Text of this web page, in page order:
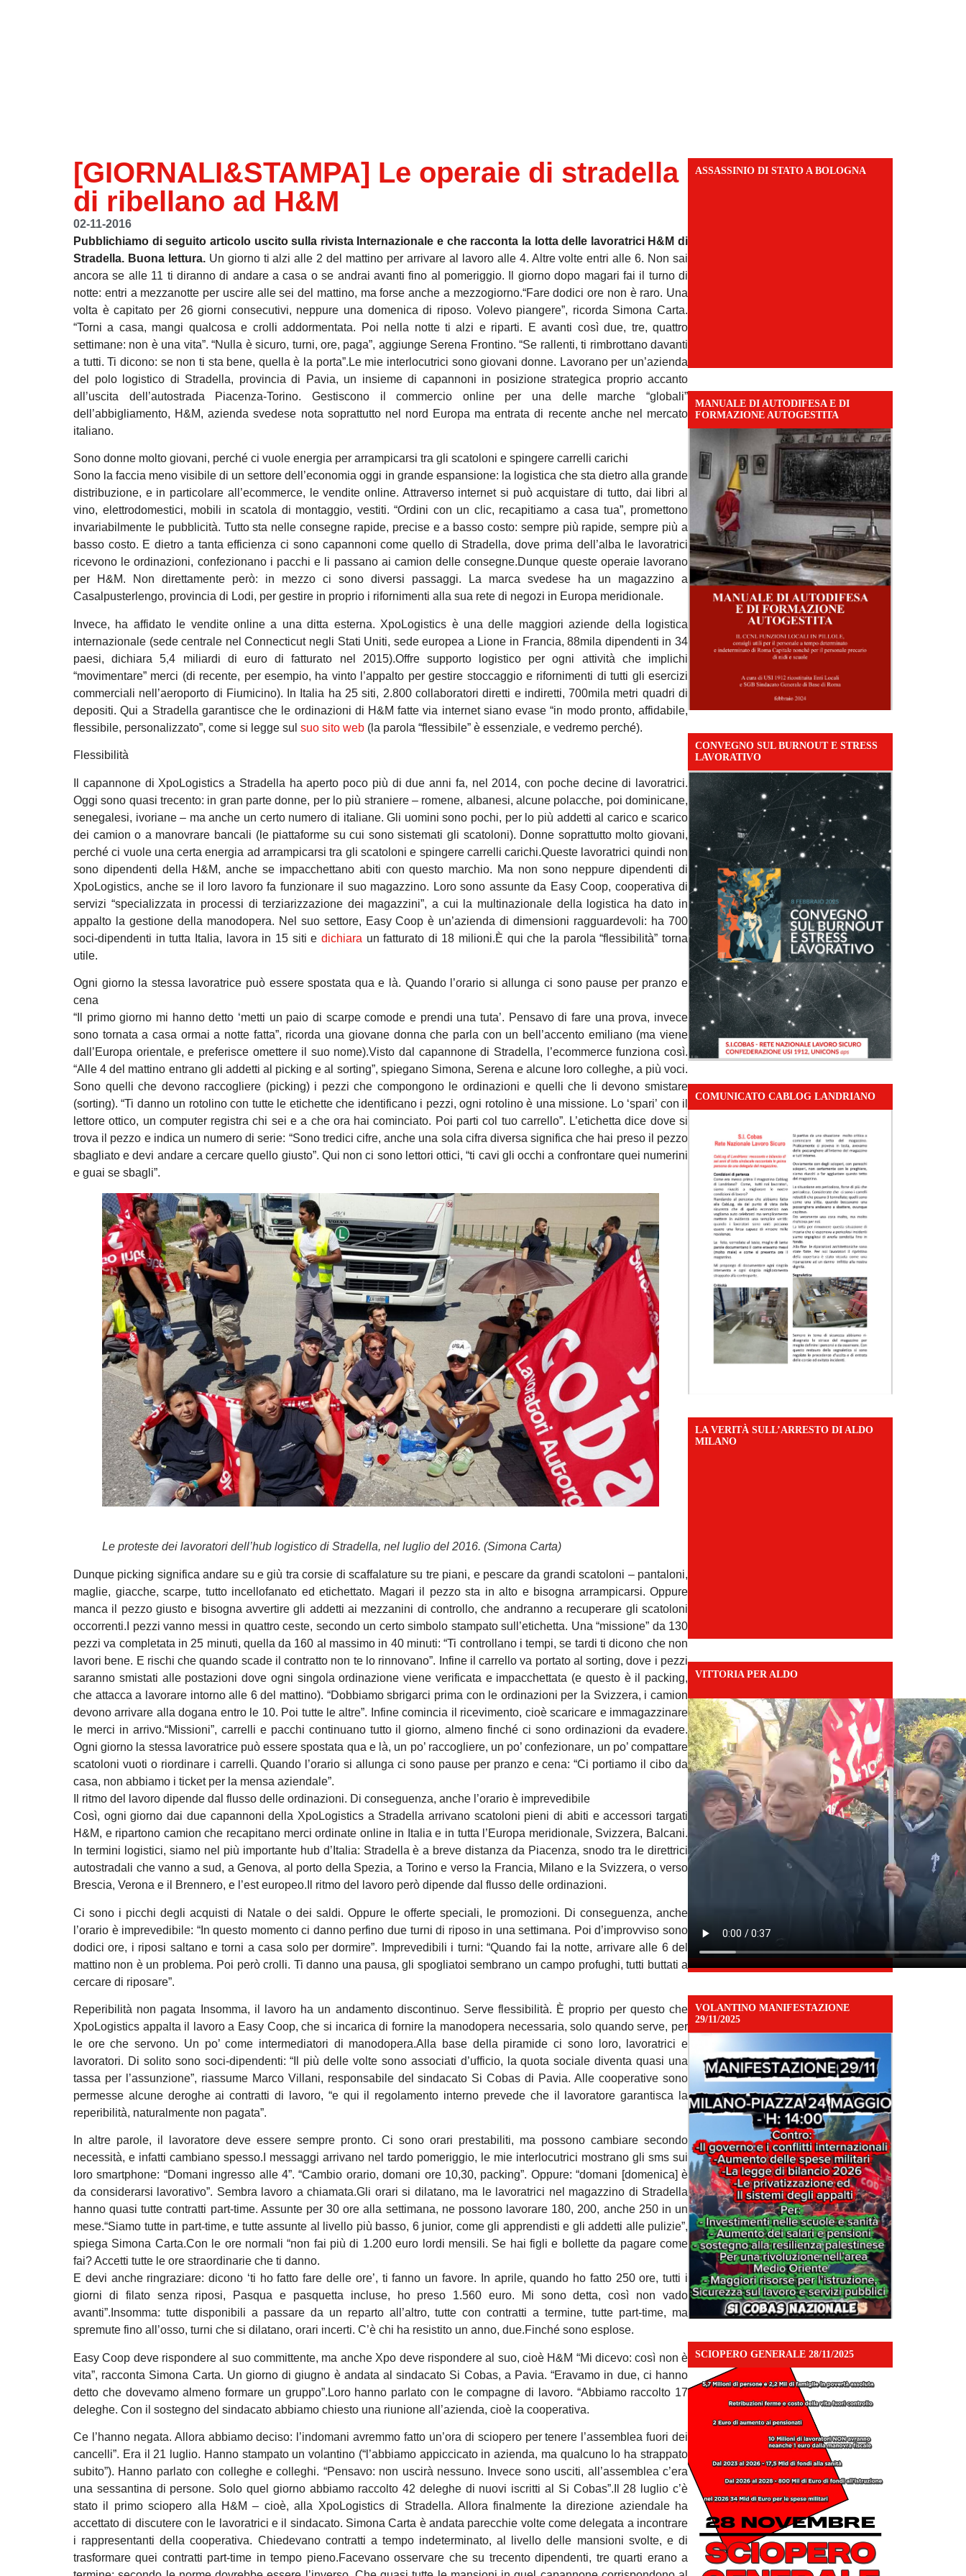
[GIORNALI&STAMPA] Le operaie di stradella
di ribellano ad H&M
02-11-2016
Pubblichiamo di seguito articolo uscito sulla rivista Internazionale e che racconta la lotta delle lavoratrici H&M di
Stradella. Buona lettura. Un giorno ti alzi alle 2 del mattino per arrivare al lavoro alle 4. Altre volte entri alle 6. Non sai
ancora se alle 11 ti diranno di andare a casa o se andrai avanti fino al pomeriggio. Il giorno dopo magari fai il turno di
notte: entri a mezzanotte per uscire alle sei del mattino, ma forse anche a mezzogiorno.“Fare dodici ore non è raro. Una
volta è capitato per 26 giorni consecutivi, neppure una domenica di riposo. Volevo piangere”, ricorda Simona Carta.
“Torni a casa, mangi qualcosa e crolli addormentata. Poi nella notte ti alzi e riparti. E avanti così due, tre, quattro
settimane: non è una vita”. “Nulla è sicuro, turni, ore, paga”, aggiunge Serena Frontino. “Se rallenti, ti rimbrottano davanti
a tutti. Ti dicono: se non ti sta bene, quella è la porta”.Le mie interlocutrici sono giovani donne. Lavorano per un’azienda
del polo logistico di Stradella, provincia di Pavia, un insieme di capannoni in posizione strategica proprio accanto
all’uscita dell’autostrada Piacenza-Torino. Gestiscono il commercio online per una delle marche “globali”
dell’abbigliamento, H&M, azienda svedese nota soprattutto nel nord Europa ma entrata di recente anche nel mercato
italiano.
Sono donne molto giovani, perché ci vuole energia per arrampicarsi tra gli scatoloni e spingere carrelli carichi
Sono la faccia meno visibile di un settore dell’economia oggi in grande espansione: la logistica che sta dietro alla grande
distribuzione, e in particolare all’ecommerce, le vendite online. Attraverso internet si può acquistare di tutto, dai libri al
vino, elettrodomestici, mobili in scatola di montaggio, vestiti. “Ordini con un clic, recapitiamo a casa tua”, promettono
invariabilmente le pubblicità. Tutto sta nelle consegne rapide, precise e a basso costo: sempre più rapide, sempre più a
basso costo. E dietro a tanta efficienza ci sono capannoni come quello di Stradella, dove prima dell’alba le lavoratrici
ricevono le ordinazioni, confezionano i pacchi e li passano ai camion delle consegne.Dunque queste operaie lavorano
per H&M. Non direttamente però: in mezzo ci sono diversi passaggi. La marca svedese ha un magazzino a
Casalpusterlengo, provincia di Lodi, per gestire in proprio i rifornimenti alla sua rete di negozi in Europa meridionale.
Invece, ha affidato le vendite online a una ditta esterna. XpoLogistics è una delle maggiori aziende della logistica
internazionale (sede centrale nel Connecticut negli Stati Uniti, sede europea a Lione in Francia, 88mila dipendenti in 34
paesi, dichiara 5,4 miliardi di euro di fatturato nel 2015).Offre supporto logistico per ogni attività che implichi
“movimentare” merci (di recente, per esempio, ha vinto l’appalto per gestire stoccaggio e rifornimenti di tutti gli esercizi
commerciali nell’aeroporto di Fiumicino). In Italia ha 25 siti, 2.800 collaboratori diretti e indiretti, 700mila metri quadri di
depositi. Qui a Stradella garantisce che le ordinazioni di H&M fatte via internet siano evase “in modo pronto, affidabile,
flessibile, personalizzato”, come si legge sul suo sito web (la parola “flessibile” è essenziale, e vedremo perché).
Flessibilità
Il capannone di XpoLogistics a Stradella ha aperto poco più di due anni fa, nel 2014, con poche decine di lavoratrici.
Oggi sono quasi trecento: in gran parte donne, per lo più straniere – romene, albanesi, alcune polacche, poi dominicane,
senegalesi, ivoriane – ma anche un certo numero di italiane. Gli uomini sono pochi, per lo più addetti al carico e scarico
dei camion o a manovrare bancali (le piattaforme su cui sono sistemati gli scatoloni). Donne soprattutto molto giovani,
perché ci vuole una certa energia ad arrampicarsi tra gli scatoloni e spingere carrelli carichi.Queste lavoratrici quindi non
sono dipendenti della H&M, anche se impacchettano abiti con questo marchio. Ma non sono neppure dipendenti di
XpoLogistics, anche se il loro lavoro fa funzionare il suo magazzino. Loro sono assunte da Easy Coop, cooperativa di
servizi “specializzata in processi di terziarizzazione dei magazzini”, a cui la multinazionale della logistica ha dato in
appalto la gestione della manodopera. Nel suo settore, Easy Coop è un’azienda di dimensioni ragguardevoli: ha 700
soci-dipendenti in tutta Italia, lavora in 15 siti e dichiara un fatturato di 18 milioni.È qui che la parola “flessibilità” torna
utile.
Ogni giorno la stessa lavoratrice può essere spostata qua e là. Quando l’orario si allunga ci sono pause per pranzo e
cena
“Il primo giorno mi hanno detto ‘metti un paio di scarpe comode e prendi una tuta’. Pensavo di fare una prova, invece
sono tornata a casa ormai a notte fatta”, ricorda una giovane donna che parla con un bell’accento emiliano (ma viene
dall’Europa orientale, e preferisce omettere il suo nome).Visto dal capannone di Stradella, l’ecommerce funziona così.
“Alle 4 del mattino entrano gli addetti al picking e al sorting”, spiegano Simona, Serena e alcune loro colleghe, a più voci.
Sono quelli che devono raccogliere (picking) i pezzi che compongono le ordinazioni e quelli che li devono smistare
(sorting). “Ti danno un rotolino con tutte le etichette che identificano i pezzi, ogni rotolino è una missione. Lo ‘spari’ con il
lettore ottico, un computer registra chi sei e a che ora hai cominciato. Poi parti col tuo carrello”. L’etichetta dice dove si
trova il pezzo e indica un numero di serie: “Sono tredici cifre, anche una sola cifra diversa significa che hai preso il pezzo
sbagliato e devi andare a cercare quello giusto”. Qui non ci sono lettori ottici, “ti cavi gli occhi a confrontare quei numerini
e guai se sbagli”.
Le proteste dei lavoratori dell’hub logistico di Stradella, nel luglio del 2016. (Simona Carta)
Dunque picking significa andare su e giù tra corsie di scaffalature su tre piani, e pescare da grandi scatoloni – pantaloni,
maglie, giacche, scarpe, tutto incellofanato ed etichettato. Magari il pezzo sta in alto e bisogna arrampicarsi. Oppure
manca il pezzo giusto e bisogna avvertire gli addetti ai mezzanini di controllo, che andranno a recuperare gli scatoloni
occorrenti.I pezzi vanno messi in quattro ceste, secondo un certo simbolo stampato sull’etichetta. Una “missione” da 130
pezzi va completata in 25 minuti, quella da 160 al massimo in 40 minuti: “Ti controllano i tempi, se tardi ti dicono che non
lavori bene. E rischi che quando scade il contratto non te lo rinnovano”. Infine il carrello va portato al sorting, dove i pezzi
saranno smistati alle postazioni dove ogni singola ordinazione viene verificata e impacchettata (e questo è il packing,
che attacca a lavorare intorno alle 6 del mattino). “Dobbiamo sbrigarci prima con le ordinazioni per la Svizzera, i camion
devono arrivare alla dogana entro le 10. Poi tutte le altre”. Infine comincia il ricevimento, cioè scaricare e immagazzinare
le merci in arrivo.“Missioni”, carrelli e pacchi continuano tutto il giorno, almeno finché ci sono ordinazioni da evadere.
Ogni giorno la stessa lavoratrice può essere spostata qua e là, un po’ raccogliere, un po’ confezionare, un po’ compattare
scatoloni vuoti o riordinare i carrelli. Quando l’orario si allunga ci sono pause per pranzo e cena: “Ci portiamo il cibo da
casa, non abbiamo i ticket per la mensa aziendale”.
Il ritmo del lavoro dipende dal flusso delle ordinazioni. Di conseguenza, anche l’orario è imprevedibile
Così, ogni giorno dai due capannoni della XpoLogistics a Stradella arrivano scatoloni pieni di abiti e accessori targati
H&M, e ripartono camion che recapitano merci ordinate online in Italia e in tutta l’Europa meridionale, Svizzera, Balcani.
In termini logistici, siamo nel più importante hub d’Italia: Stradella è a breve distanza da Piacenza, snodo tra le direttrici
autostradali che vanno a sud, a Genova, al porto della Spezia, a Torino e verso la Francia, Milano e la Svizzera, o verso
Brescia, Verona e il Brennero, e l’est europeo.Il ritmo del lavoro però dipende dal flusso delle ordinazioni.
Ci sono i picchi degli acquisti di Natale o dei saldi. Oppure le offerte speciali, le promozioni. Di conseguenza, anche
l’orario è imprevedibile: “In questo momento ci danno perfino due turni di riposo in una settimana. Poi d’improvviso sono
dodici ore, i riposi saltano e torni a casa solo per dormire”. Imprevedibili i turni: “Quando fai la notte, arrivare alle 6 del
mattino non è un problema. Poi però crolli. Ti danno una pausa, gli spogliatoi sembrano un campo profughi, tutti buttati a
cercare di riposare”.
Reperibilità non pagata Insomma, il lavoro ha un andamento discontinuo. Serve flessibilità. È proprio per questo che
XpoLogistics appalta il lavoro a Easy Coop, che si incarica di fornire la manodopera necessaria, solo quando serve, per
le ore che servono. Un po’ come intermediatori di manodopera.Alla base della piramide ci sono loro, lavoratrici e
lavoratori. Di solito sono soci-dipendenti: “Il più delle volte sono associati d’ufficio, la quota sociale diventa quasi una
tassa per l’assunzione”, riassume Marco Villani, responsabile del sindacato Si Cobas di Pavia. Alle cooperative sono
permesse alcune deroghe ai contratti di lavoro, “e qui il regolamento interno prevede che il lavoratore garantisca la
reperibilità, naturalmente non pagata”.
In altre parole, il lavoratore deve essere sempre pronto. Ci sono orari prestabiliti, ma possono cambiare secondo
necessità, e infatti cambiano spesso.I messaggi arrivano nel tardo pomeriggio, le mie interlocutrici mostrano gli sms sui
loro smartphone: “Domani ingresso alle 4”. “Cambio orario, domani ore 10,30, packing”. Oppure: “domani [domenica] è
da considerarsi lavorativo”. Sembra lavoro a chiamata.Gli orari si dilatano, ma le lavoratrici nel magazzino di Stradella
hanno quasi tutte contratti part-time. Assunte per 30 ore alla settimana, ne possono lavorare 180, 200, anche 250 in un
mese.“Siamo tutte in part-time, e tutte assunte al livello più basso, 6 junior, come gli apprendisti e gli addetti alle pulizie”,
spiega Simona Carta.Con le ore normali “non fai più di 1.200 euro lordi mensili. Se hai figli e bollette da pagare come
fai? Accetti tutte le ore straordinarie che ti danno.
E devi anche ringraziare: dicono ‘ti ho fatto fare delle ore’, ti fanno un favore. In aprile, quando ho fatto 250 ore, tutti i
giorni di filato senza riposi, Pasqua e pasquetta incluse, ho preso 1.560 euro. Mi sono detta, così non vado
avanti”.Insomma: tutte disponibili a passare da un reparto all’altro, tutte con contratti a termine, tutte part-time, ma
spremute fino all’osso, turni che si dilatano, orari incerti. C’è chi ha resistito un anno, due.Finché sono esplose.
Easy Coop deve rispondere al suo committente, ma anche Xpo deve rispondere al suo, cioè H&M “Mi dicevo: così non è
vita”, racconta Simona Carta. Un giorno di giugno è andata al sindacato Si Cobas, a Pavia. “Eravamo in due, ci hanno
detto che dovevamo almeno formare un gruppo”.Loro hanno parlato con le compagne di lavoro. “Abbiamo raccolto 17
deleghe. Con il sostegno del sindacato abbiamo chiesto una riunione all’azienda, cioè la cooperativa.
Ce l’hanno negata. Allora abbiamo deciso: l’indomani avremmo fatto un’ora di sciopero per tenere l’assemblea fuori dei
cancelli”. Era il 21 luglio. Hanno stampato un volantino (“l’abbiamo appiccicato in azienda, ma qualcuno lo ha strappato
subito”). Hanno parlato con colleghe e colleghi. “Pensavo: non uscirà nessuno. Invece sono usciti, all’assemblea c’era
una sessantina di persone. Solo quel giorno abbiamo raccolto 42 deleghe di nuovi iscritti al Si Cobas”.Il 28 luglio c’è
stato il primo sciopero alla H&M – cioè, alla XpoLogistics di Stradella. Allora finalmente la direzione aziendale ha
accettato di discutere con le lavoratrici e il sindacato. Simona Carta è andata parecchie volte come delegata a incontrare
i rappresentanti della cooperativa. Chiedevano contratti a tempo indeterminato, al livello delle mansioni svolte, e di
trasformare quei contratti part-time in tempo pieno.Facevano osservare che su trecento dipendenti, tre quarti erano a
ASSASSINIO DI STATO A BOLOGNA
MANUALE DI AUTODIFESA E DI
FORMAZIONE AUTOGESTITA
CONVEGNO SUL BURNOUT E STRESS
LAVORATIVO
COMUNICATO CABLOG LANDRIANO
LA VERITÀ SULL’ARRESTO DI ALDO
MILANO
VITTORIA PER ALDO
VOLANTINO MANIFESTAZIONE
29/11/2025
SCIOPERO GENERALE 28/11/2025